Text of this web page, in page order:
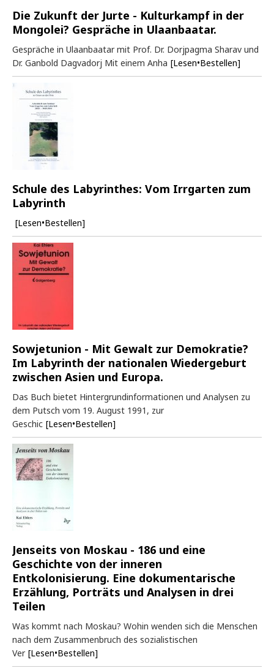
Die Zukunft der Jurte - Kulturkampf in der
Mongolei? Gespräche in Ulaanbaatar.
Gespräche in Ulaanbaatar mit Prof. Dr. Dorjpagma Sharav und
Dr. Ganbold Dagvadorj Mit einem Anha [Lesen•Bestellen]
Schule des Labyrinthes: Vom Irrgarten zum
Labyrinth
[Lesen•Bestellen]
Sowjetunion - Mit Gewalt zur Demokratie?
Im Labyrinth der nationalen Wiedergeburt
zwischen Asien und Europa.
Das Buch bietet Hintergrundinformationen und Analysen zu
dem Putsch vom 19. August 1991, zur
Geschic [Lesen•Bestellen]
Jenseits von Moskau - 186 und eine
Geschichte von der inneren
Entkolonisierung. Eine dokumentarische
Erzählung, Porträts und Analysen in drei
Teilen
Was kommt nach Moskau? Wohin wenden sich die Menschen
nach dem Zusammenbruch des sozialistischen
Ver [Lesen•Bestellen]